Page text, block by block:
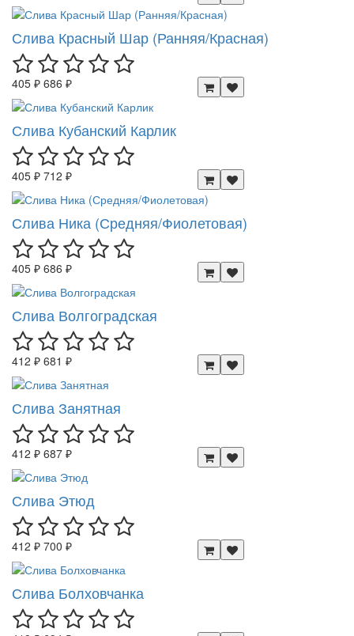
Слива Красный Шар (Ранняя/Красная)
405 ₽ 686 ₽
Слива Кубанский Карлик
405 ₽ 712 ₽
Слива Ника (Средняя/Фиолетовая)
405 ₽ 686 ₽
Слива Волгоградская
412 ₽ 681 ₽
Слива Занятная
412 ₽ 687 ₽
Слива Этюд
412 ₽ 700 ₽
Слива Болховчанка